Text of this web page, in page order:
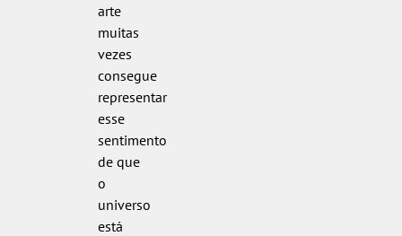
arte
muitas
vezes
consegue
representar
esse
sentimento
de que
o
universo
está